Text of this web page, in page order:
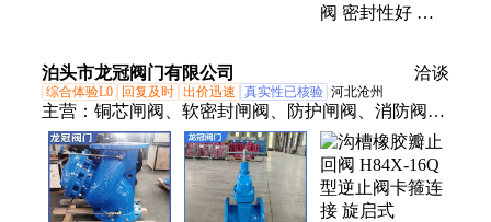
阀 密封性好 多
国威盾VTON
泊头市龙冠阀门有限公司 洽谈
综合体验L0 回复及时 出价迅速 真实性已核验 河北沧州
主营： 铜芯闸阀、软密封闸阀、防护闸阀、消防阀
门、多功能水泵控制阀、过滤器、止回阀、沟槽闸
阀、微阻止回阀、旋流防止器、排泥阀、排气阀